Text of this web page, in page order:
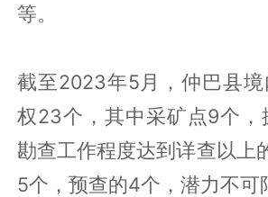
等。
截至2023年5月，仲巴县
权23个，其中采矿点9个，
勘查工作程度达到详查以上
5个，预查的4个，潜力不可